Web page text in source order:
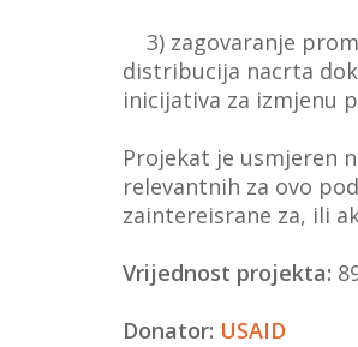
3) zagovaranje
distribucija nacrta
inicijativa za izmjenu
Projekat je usmjeren
relevantnih za ovo
zaintereisrane za, ili
Vrijednost projekta:
Donator: USAID